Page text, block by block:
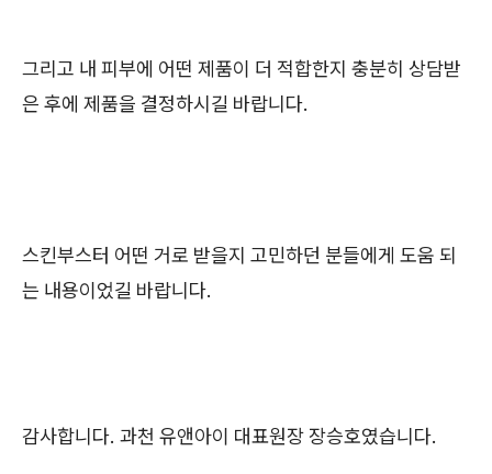
그리고 내 피부에 어떤 제품이 더 적합한지 충분히 상담받
은 후에 제품을 결정하시길 바랍니다.
스킨부스터 어떤 거로 받을지 고민하던 분들에게 도움 되
는 내용이었길 바랍니다.
감사합니다. 과천 유앤아이 대표원장 장승호였습니다.